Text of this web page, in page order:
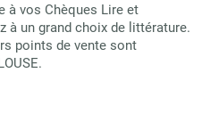
à vos Chèques Lire et
à un grand choix de littérature.
points de vente sont